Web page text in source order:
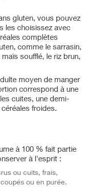
gluten, vous pouvez
les choisissez avec
complètes
comme le sarrasin,
soufflé, le riz brun,
moyen de manger
correspond à une
cuites, une demi-
froides.
à 100 % fait partie
à l'esprit :
ou cuits, frais,
ou en purée.